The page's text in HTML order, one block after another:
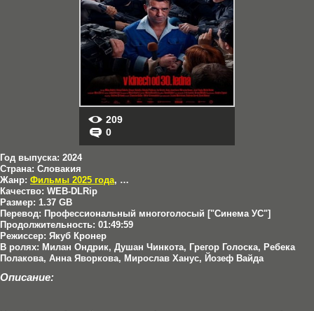
209
0
Год выпуска: 2024
Страна: Словакия
Жанр: Фильмы 2025 года, Криминал
Качество: WEB-DLRip
Размер: 1.37 GB
Перевод: Профессиональный многоголосый ["Синема УС"]
Продолжительность: 01:49:59
Режиссер: Якуб Кронер
В ролях: Милан Ондрик, Душан Чинкота, Грегор Голоска, Ребека
Полакова, Анна Яворкова, Мирослав Ханус, Йозеф Вайда
Описание: